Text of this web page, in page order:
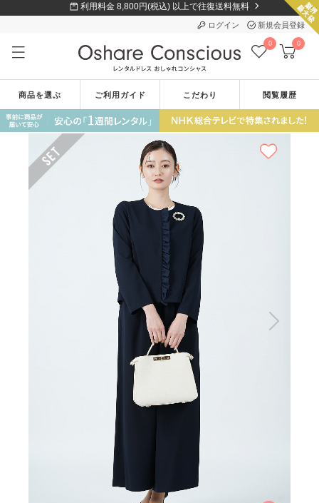
利用料金 8,800円(税込) 以上で往復送料無料
ログイン 新規会員登録
0 0
商品を選ぶ ご利用ガイド こだわり 閲覧履歴